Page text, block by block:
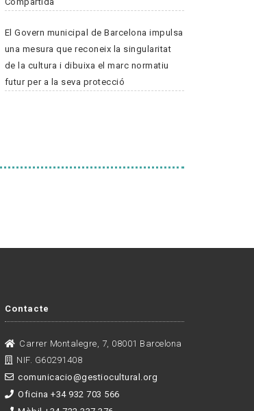
El Govern municipal de Barcelona impulsa
una mesura que reconeix la singularitat
de la cultura i dibuixa el marc normatiu
futur per a la seva protecció
Contacte
Carrer Montalegre, 7, 08001 Barcelona
NIF. G60291408
comunicacio@gestiocultural.org
Oficina +34 932 703 566